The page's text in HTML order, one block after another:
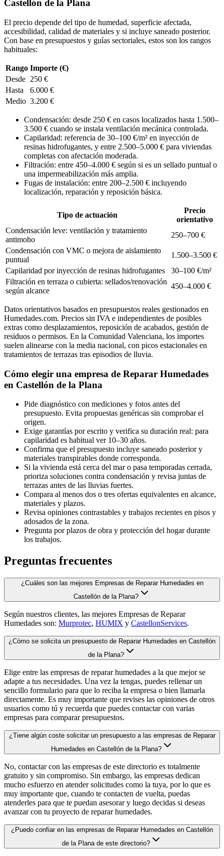
Castellón de la Plana
El precio depende del tipo de humedad, superficie afectada,
accesibilidad, calidad de materiales y si incluye saneado posterior.
Con base en presupuestos y guías sectoriales, estos son los rangos
habituales:
Rango Importe (€)
Desde 250 €
Hasta
6.000 €
Medio 3.200 €
Condensación: desde 250 € en casos localizados hasta 1.500–
3.500 € cuando se instala ventilación mecánica controlada.
Capilaridad: referencia de 30–100 €/m² en inyección de
resinas hidrofugantes, y entre 2.500–5.000 € para viviendas
completas con afectación moderada.
Filtración: entre 450–4.000 € según si es un sellado puntual o
una impermeabilización más amplia.
Fugas de instalación: entre 200–2.500 € incluyendo
localización, reparación y reposición básica.
Tipo de actuación
Precio
orientativo
Condensación leve: ventilación y tratamiento
antimoho
250–700 €
Condensación con VMC o mejora de aislamiento
puntual
1.500–3.500 €
Capilaridad por inyección de resinas hidrofugantes
30–100 €/m²
Filtración en terraza o cubierta: sellados/renovación
según alcance
450–4.000 €
Datos orientativos basados en presupuestos reales gestionados en
Humedades.com. Precios sin IVA e independientes de posibles
extras como desplazamientos, reposición de acabados, gestión de
residuos o permisos. En la Comunidad Valenciana, los importes
suelen alinearse con la media nacional, con picos estacionales en
tratamientos de terrazas tras episodios de lluvia.
Cómo elegir una empresa de Reparar Humedades
en Castellón de la Plana
Pide diagnóstico con mediciones y fotos antes del
presupuesto. Evita propuestas genéricas sin comprobar el
origen.
Exige garantías por escrito y verifica su duración real: para
capilaridad es habitual ver 10–30 años.
Confirma que el presupuesto incluye saneado posterior y
materiales transpirables donde corresponda.
Si la vivienda está cerca del mar o pasa temporadas cerrada,
prioriza soluciones contra condensación y revisa juntas de
terrazas antes de las lluvias fuertes.
Compara al menos dos o tres ofertas equivalentes en alcance,
materiales y plazos.
Revisa opiniones contrastables y trabajos recientes en pisos y
adosados de la zona.
Pregunta por plazos de obra y protección del hogar durante
los trabajos.
Preguntas frecuentes
¿Cuáles son las mejores Empresas de Reparar Humedades en
Castellón de la Plana?
Según nuestros clientes, las mejores Empresas de Reparar
Humedades son: Murprotec, HUMIX y CastellonServices.
¿Cómo se solicita un presupuesto de Reparar Humedades en Castellón
de la Plana?
Elige entre las empresas de reparar humedades a la que mejor se
adapte a tus necesidades. Una vez la tengas, puedes rellenar un
sencillo formulario para que lo reciba la empresa o bien llamarla
directamente. Es muy importante que revises las opiniones de otros
usuarios como tú y recuerda que puedes contactar con varias
empresas para comparar presupuestos.
¿Tiene algún coste solicitar un presupuesto a las empresas de Reparar
Humedades en Castellón de la Plana?
No, contactar con las empresas de este directorio es totalmente
gratuito y sin compromiso. Sin embargo, las empresas dedican
mucho esfuerzo en atender solicitudes como la tuya, por lo que es
muy importante que, cuando te contacten de vuelta, puedas
atenderles para que te puedan asesorar y luego decidas si deseas
avanzar con tu proyecto de reparar humedades.
¿Puedo confiar en las empresas de Reparar Humedades en Castellón
de la Plana de este directorio?